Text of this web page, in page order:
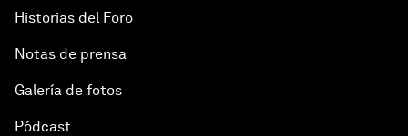
Historias del Foro
Notas de prensa
Galería de fotos
Pódcast